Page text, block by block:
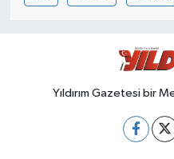
Yıldırım Gazetesi bir